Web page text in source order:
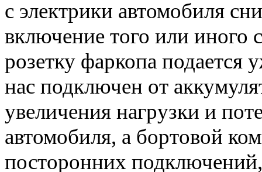
с электрики автомобиля
включение того или иного
розетку фаркопа подается
нас подключен от
увеличения нагрузки и
автомобиля, а бортовой
посторонних